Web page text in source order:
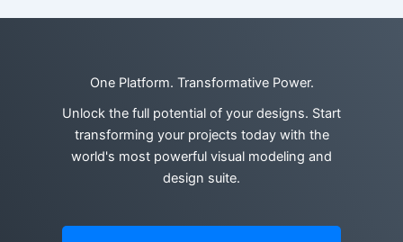
One Platform. Transformative Power.
Unlock the full potential of your designs. Start
transforming your projects today with the
world's most powerful visual modeling and
design suite.